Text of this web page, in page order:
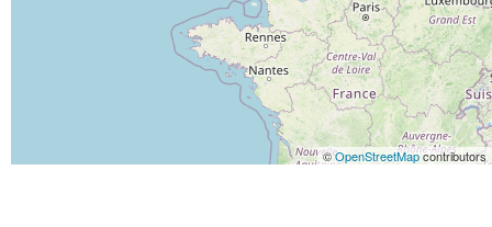
©OpenStreetMapcontributors